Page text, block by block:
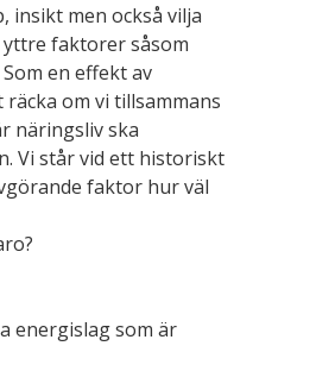
insikt men också vilja
faktorer såsom
en effekt av
om vi tillsammans
näringsliv ska
Vi står vid ett historiskt
faktor hur väl
energislag som är